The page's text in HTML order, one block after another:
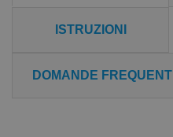
ISTRUZIONI
DOMANDE FREQUENTI